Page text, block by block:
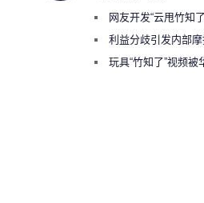
网友开发“云甩竹知
绕梁”利益分歧引发内部
曾将华为驻场工程师驱
玩具“竹知了”视频